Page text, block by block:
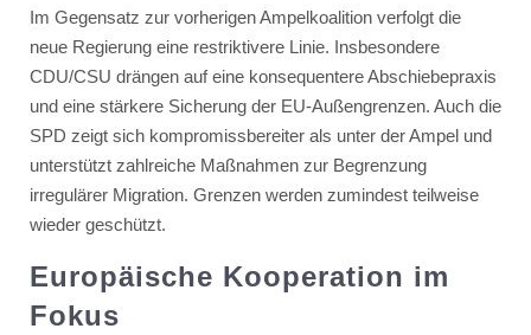
Im Gegensatz zur vorherigen Ampelkoalition verfolgt die
neue Regierung eine restriktivere Linie. Insbesondere
CDU/CSU drängen auf eine konsequentere Abschiebepraxis
und eine stärkere Sicherung der EU-Außengrenzen. Auch die
SPD zeigt sich kompromissbereiter als unter der Ampel und
unterstützt zahlreiche Maßnahmen zur Begrenzung
irregulärer Migration. Grenzen werden zumindest teilweise
wieder geschützt.
Europäische Kooperation im
Fokus